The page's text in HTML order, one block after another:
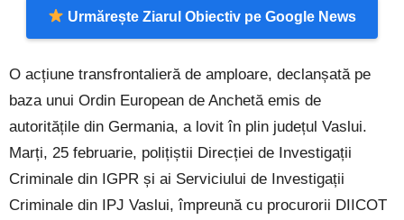
Urmărește Ziarul Obiectiv pe Google News
O acțiune transfrontalieră de amploare, declanșată pe
baza unui Ordin European de Anchetă emis de
autoritățile din Germania, a lovit în plin județul Vaslui.
Marți, 25 februarie, polițiștii Direcției de Investigații
Criminale din IGPR și ai Serviciului de Investigații
Criminale din IPJ Vaslui, împreună cu procurorii DIICOT